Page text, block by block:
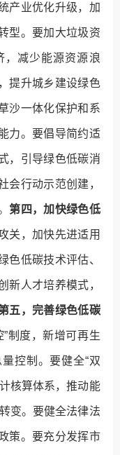
产业优化升级，加
型。要加大垃圾资
，减少能源资源浪
提升城乡建设绿色
沙一体化保护和系
力。要倡导简约适
，引导绿色低碳消
会行动示范创建，
第四，加快绿色低
关，加快先进适用
色低碳技术评估、
新人才培养模式，
五，完善绿色低碳
制度，新增可再生
控制。要健全“双
核算体系，推动能
变。要健全法律法
策。要充分发挥市